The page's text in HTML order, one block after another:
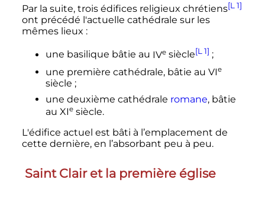
Par la suite, trois édifices religieux chrétiens[L 1]
ont précédé l'actuelle cathédrale sur les
mêmes lieux :
une basilique bâtie au IVe siècle[L 1] ;
une première cathédrale, bâtie au VIe
siècle ;
une deuxième cathédrale romane, bâtie
au XIe siècle.
L'édifice actuel est bâti à l’emplacement de
cette dernière, en l’absorbant peu à peu.
Saint Clair et la première église